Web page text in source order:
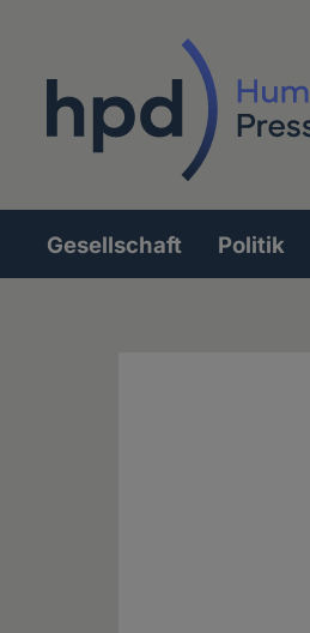
Hauptnavigation
Gesellschaft Politik